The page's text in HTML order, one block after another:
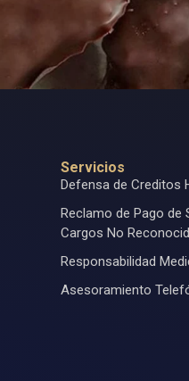
Servicios
Defensa de Creditos
Reclamo de Pago de
Cargos No
Responsabilidad
Asesoramiento